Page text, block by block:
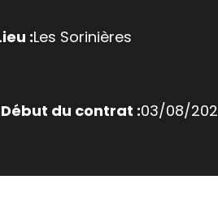
:Les Sorinières
Début du contrat :03/08/